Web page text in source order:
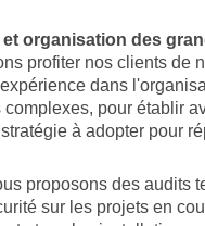
et organisation des
profiter nos clients de
dans
complexes, pour établir
à adopter pour
proposons des audits
sur les projets en